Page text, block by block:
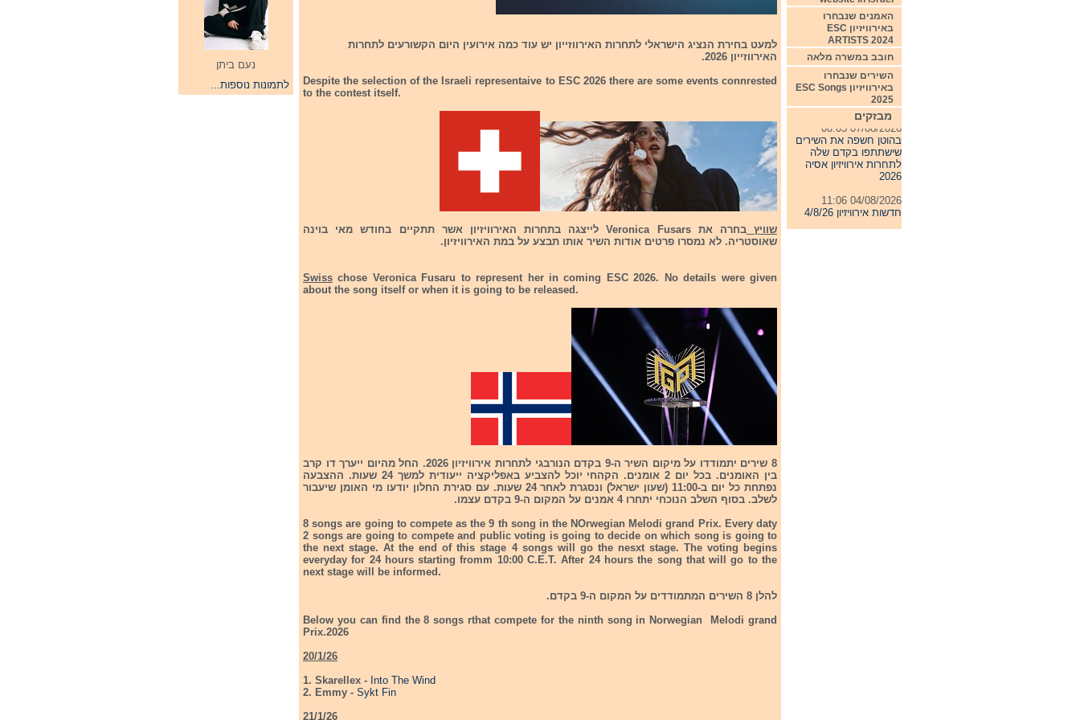
נעם ביתן
לתמונות נוספות...
למעט בחירת הנציג הישראלי לתחרות האירווזייון יש עוד כמה אירועין היום הקשורעים לתחרות
האירווזייון 2026.
Despite the selection of the Israeli representaive to ESC 2026 there are some events connrested
to the contest itself.
שוויץ
בחרה את Veronica Fusars לייצגה בתחרות האירוויזיון אשר תתקיים בחודש מאי בוינה
שאוסטריה. לא נמסרו פרטים אודות השיר אותו תבצע על במת האירוויזיון.
Swiss chose Veronica Fusaru to represent her in coming ESC 2026. No details were given
about the song itself or when it is going to be released.
8 שירים יתמודדו על מיקום השיר ה-9 בקדם הנורבגי לתחרות אירוויזיון 2026. החל מהיום ייערך דו קרב
בין האומנים. בכל יום 2 אומנים. הקהחי יוכל להצביע באפליקציה ייעודית למשך 24 שעות. ההצבעה
נפתחת כל יום ב-11:00 (שעון ישראל) ונסגרת לאחר 24 שעות. עם סגירת החלון יודעו מי האומן שיעבור
לשלב. בסוף השלב הנוכחי יתחרו 4 אמנים על המקום ה-9 בקדם עצמו.
8 songs are going to compete as the 9 th song in the NOrwegian Melodi grand Prix. Every daty
2 songs are going to compete and public voting is going to decide on which song is going to
the next stage. At the end of this stage 4 songs will go the nesxt stage. The voting begins
everyday for 24 hours starting fromm 10:00 C.E.T. After 24 hours the song that will go to the
next stage will be informed.
להלן 8 השירים המתמודדים על המקום ה-9 בקדם.
Below you can find the 8 songs rthat compete for the ninth song in Norwegian Melodi grand
Prix.2026
20/1/26
1. Skarellex - Into The Wind
2. Emmy - Sykt Fin
21/1/26
האמנים שנבחרו
באירוויזיון ESC
ARTISTS 2024
חובב במשרה מלאה
השירים שנבחרו
באירוויזיון ESC Songs
2025
מבזקים
07/08/2026 00:05
בהוטן חשפה את השירים
שישתתפו בקדם שלה
לתחרות אירוויזיון אסיה
2026
04/08/2026 11:06
חדשות אירוויזיון 4/8/26
31/07/2026 08:54